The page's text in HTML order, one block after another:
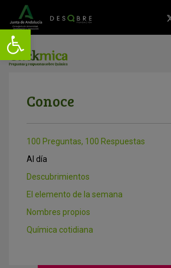
Conoce
100 Preguntas, 100 Respuestas
Al día
Descubrimientos
El elemento de la semana
Nombres propios
Química cotidiana